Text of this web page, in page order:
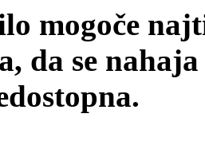
mogoče
da se